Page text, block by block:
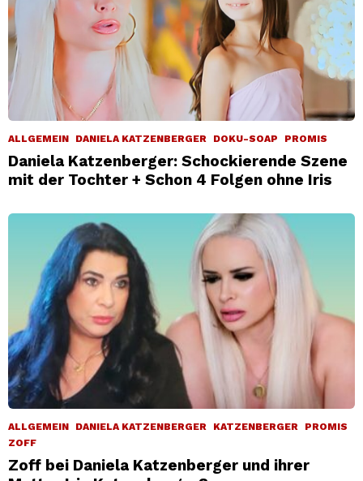
ALLGEMEIN DANIELA KATZENBERGER DOKU-SOAP PROMIS
Daniela Katzenberger: Schockierende Szene
mit der Tochter + Schon 4 Folgen ohne Iris
ALLGEMEIN DANIELA KATZENBERGER KATZENBERGER
PROMIS
ZOFF
Zoff bei Daniela Katzenberger und ihrer